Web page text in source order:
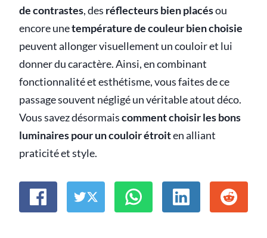
de contrastes, des réflecteurs bien placésou
encore unetempérature de couleur bien choisie
peuvent allonger visuellement un couloir et lui
donner du caractère. Ainsi, en combinant
fonctionnalité et esthétisme, vous faites de ce
passage souvent négligé un véritable atout déco.
Vous savez désormaiscomment choisir les bons
luminaires pour un couloir étroiten alliant
praticité et style.